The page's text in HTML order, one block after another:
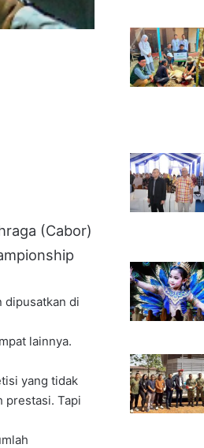
(Cabor)
dipusatkan di
lainnya.
yang tidak
prestasi. Tapi